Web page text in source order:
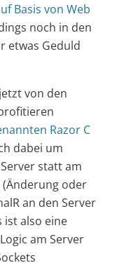
Basis von Web
noch in den
etwas Geduld
von den
Razor C
dabei um
statt am
(Änderung oder
an den Server
ist also eine
am Server